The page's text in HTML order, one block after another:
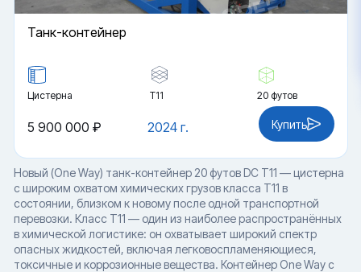
Танк-контейнер
Цистерна Т11 20 футов
2024 г.
5 900 000 ₽ Купить
Новый (One Way) танк-контейнер 20 футов DC T11 — цистерна
с широким охватом химических грузов класса T11 в
состоянии, близком к новому после одной транспортной
перевозки. Класс T11 — один из наиболее распространённых
в химической логистике: он охватывает широкий спектр
опасных жидкостей, включая легковоспламеняющиеся,
токсичные и коррозионные вещества. Контейнер One Way с